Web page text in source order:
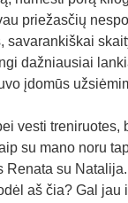
priežasčių
dažniausiai
įdomūs
vesti
su mano noru
Renata su Natalija.
aš čia? Gal